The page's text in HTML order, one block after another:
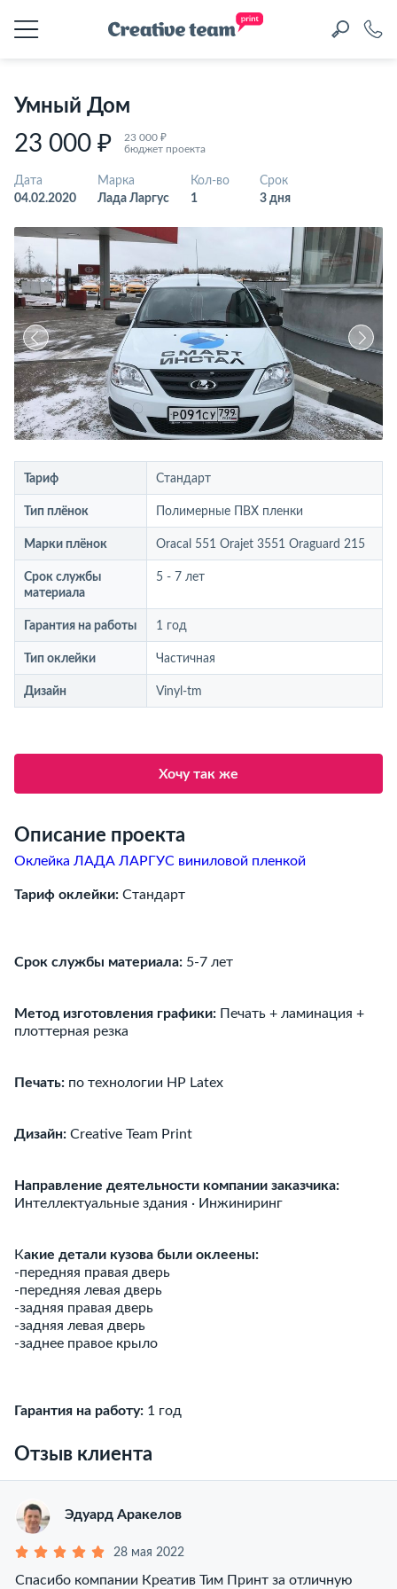
Умный Дом
23 000 ₽
23 000 ₽
бюджет проекта
Дата
04.02.2020
Марка
Лада Ларгус
Кол-во
1
Срок
3 дня
Тариф Стандарт
Тип плёнок Полимерные ПВХ пленки
Марки плёнок Oracal 551 Orajet 3551 Oraguard 215
Срок службы
материала
5 - 7 лет
Гарантия на работы 1 год
Тип оклейки Частичная
Дизайн Vinyl-tm
Хочу так же
Описание проекта
Оклейка ЛАДА ЛАРГУС виниловой пленкой
Тариф оклейки: Стандарт
Срок службы материала: 5-7 лет
Метод изготовления графики: Печать + ламинация +
плоттерная резка
Печать: по технологии HP Latex
Дизайн: Creative Team Print
Направление деятельности компании заказчика:
Интеллектуальные здания ∙ Инжиниринг
Какие детали кузова были оклеены:
-передняя правая дверь
-передняя левая дверь
-задняя правая дверь
-задняя левая дверь
-заднее правое крыло
Гарантия на работу: 1 год
Отзыв клиента
Эдуард Аракелов
28 мая 2022
Спасибо компании Креатив Тим Принт за отличную